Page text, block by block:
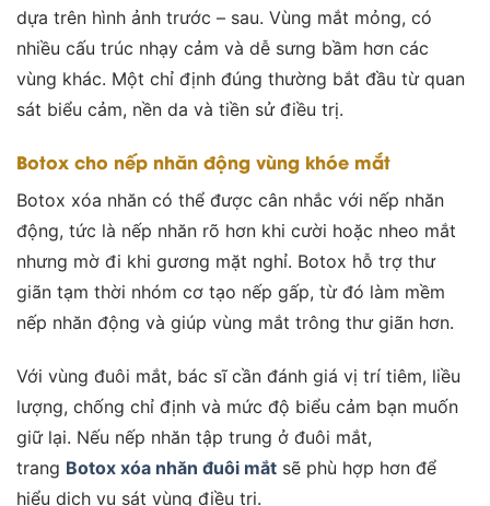
dựa trên hình ảnh trước – sau. Vùng mắt mỏng, có
nhiều cấu trúc nhạy cảm và dễ sưng bầm hơn các
vùng khác. Một chỉ định đúng thường bắt đầu từ quan
sát biểu cảm, nền da và tiền sử điều trị.
Botox cho nếp nhăn động vùng khóe mắt
Botox xóa nhăn có thể được cân nhắc với nếp nhăn
động, tức là nếp nhăn rõ hơn khi cười hoặc nheo mắt
nhưng mờ đi khi gương mặt nghỉ. Botox hỗ trợ thư
giãn tạm thời nhóm cơ tạo nếp gấp, từ đó làm mềm
nếp nhăn động và giúp vùng mắt trông thư giãn hơn.
Với vùng đuôi mắt, bác sĩ cần đánh giá vị trí tiêm, liều
lượng, chống chỉ định và mức độ biểu cảm bạn muốn
giữ lại. Nếu nếp nhăn tập trung ở đuôi mắt,
trang Botox xóa nhăn đuôi mắt sẽ phù hợp hơn để
hiểu dịch vụ sát vùng điều trị.